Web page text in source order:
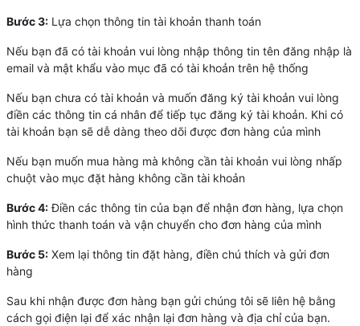
Bước 3:Lựa chọn thông tin tài khoản thanh toán
Nếu bạn đã có tài khoản vui lòng nhập thông tin tên đăng nhập là
email và mật khẩu vào mục đã có tài khoản trên hệ thống
Nếu bạn chưa có tài khoản và muốn đăng ký tài khoản vui lòng
điền các thông tin cá nhân để tiếp tục đăng ký tài khoản. Khi có
tài khoản bạn sẽ dễ dàng theo dõi được đơn hàng của mình
Nếu bạn muốn mua hàng mà không cần tài khoản vui lòng nhấp
chuột vào mục đặt hàng không cần tài khoản
Bước 4:Điền các thông tin của bạn để nhận đơn hàng, lựa chọn
hình thức thanh toán và vận chuyển cho đơn hàng của mình
Bước 5:Xem lại thông tin đặt hàng, điền chú thích và gửi đơn
hàng
Sau khi nhận được đơn hàng bạn gửi chúng tôi sẽ liên hệ bằng
cách gọi điện lại để xác nhận lại đơn hàng và địa chỉ của bạn.